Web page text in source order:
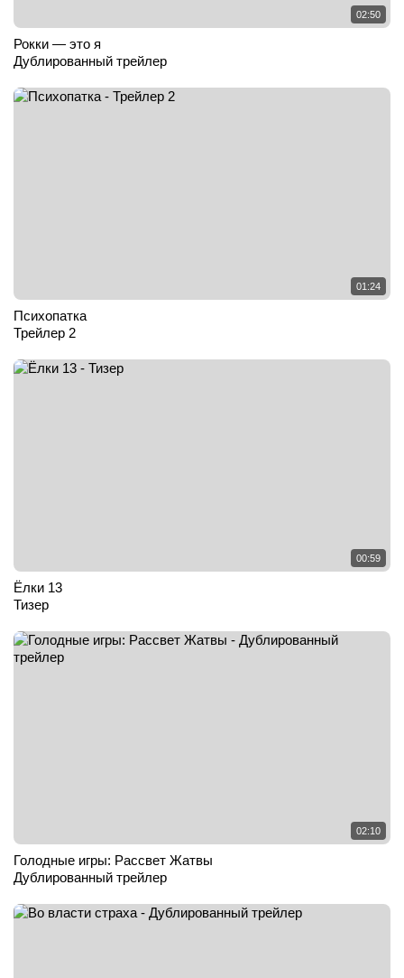
02:50
Рокки — это я
Дублированный трейлер
01:24
Психопатка
Трейлер 2
00:59
Ёлки 13
Тизер
02:10
Голодные игры: Рассвет Жатвы
Дублированный трейлер